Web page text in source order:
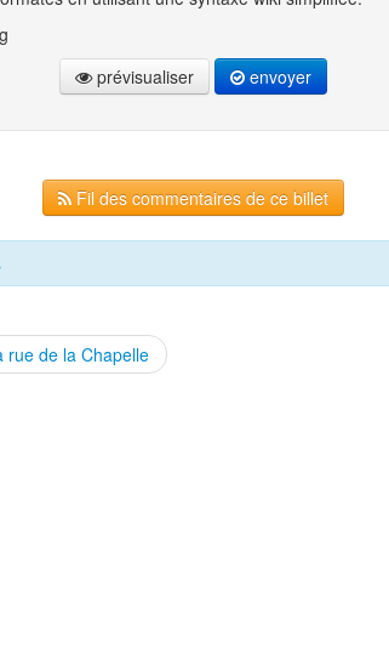
prévisualiser
envoyer
Fil des commentaires de ce billet
rue de la Chapelle